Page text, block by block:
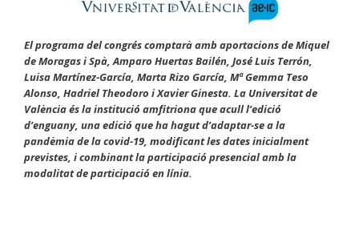
El programa del congrés comptarà amb aportacions de Miquel
de Moragas i Spà, Amparo Huertas Bailén, José Luis Terrón,
Luisa Martínez-García, Marta Rizo García, Mª Gemma Teso
Alonso, Hadriel Theodoro i Xavier Ginesta. La Universitat de
València és la institució amfitriona que acull l’edició
d’enguany, una edició que ha hagut d’adaptar-se a la
pandèmia de la covid-19, modificant les dates inicialment
previstes, i combinant la participació presencial amb la
modalitat de participació en línia.